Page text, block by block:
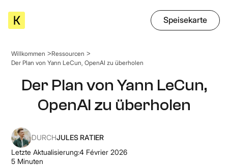
Speisekarte
Willkommen
Ressourcen
Der Plan von Yann LeCun, OpenAI zu überholen
Der Plan von Yann LeCun,
OpenAI zu überholen
DURCHJULES RATIER
Letzte Aktualisierung:4 Février 2026
5 Minuten